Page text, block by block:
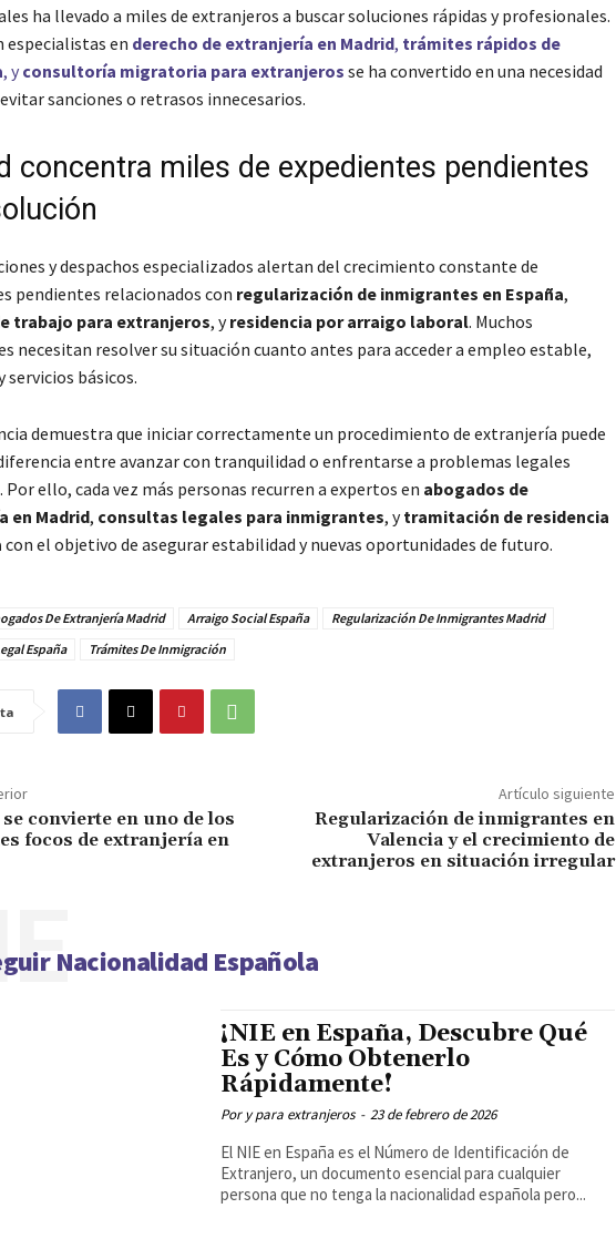
ha llevado a miles de extranjeros a buscar soluciones rápidas y profesionales.
especialistas en derecho de extranjería en Madrid, trámites rápidos de
, y consultoría migratoria para extranjeros se ha convertido en una necesidad
sanciones o retrasos innecesarios.
concentra miles de expedientes pendientes
y despachos especializados alertan del crecimiento constante de
pendientes relacionados con regularización de inmigrantes en España,
trabajo para extranjeros, yresidencia por arraigo laboral. Muchos
necesitan resolver su situación cuanto antes para acceder a empleo estable,
servicios básicos.
demuestra que iniciar correctamente un procedimiento de extranjería puede
entre avanzar con tranquilidad o enfrentarse a problemas legales
ello, cada vez más personas recurren a expertos en abogados de
en Madrid, consultas legales para inmigrantes, ytramitación de residencia
con el objetivo de asegurar estabilidad y nuevas oportunidades de futuro.
De Extranjería Madrid Arraigo Social España
Regularización De Inmigrantes Madrid
España
Trámites De Inmigración
convierte en uno de los
focos de extranjería en
Artículo siguiente
Regularización de inmigrantes en
Valencia y el crecimiento de
extranjeros en situación irregular
Nacionalidad Española
¡NIE en España, Descubre Qué
Es y Cómo Obtenerlo
Rápidamente!
Por y para extranjeros - 23 de febrero de 2026
El NIE en España es el Número de Identificación de
Extranjero, un documento esencial para cualquier
persona que no tenga la nacionalidad española pero...